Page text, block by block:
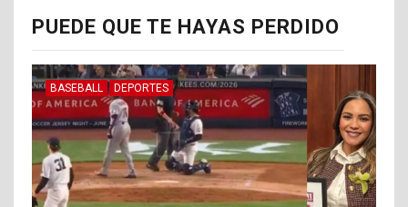
PUEDE QUE TE HAYAS PERDIDO
BASEBALL DEPORTES